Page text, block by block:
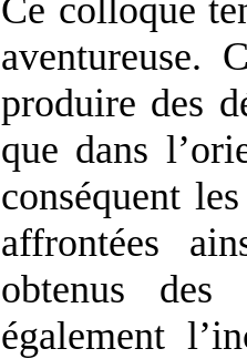
Ce colloque
aventureuse.
produire des
que dans
conséquent
affrontées
obtenus
également